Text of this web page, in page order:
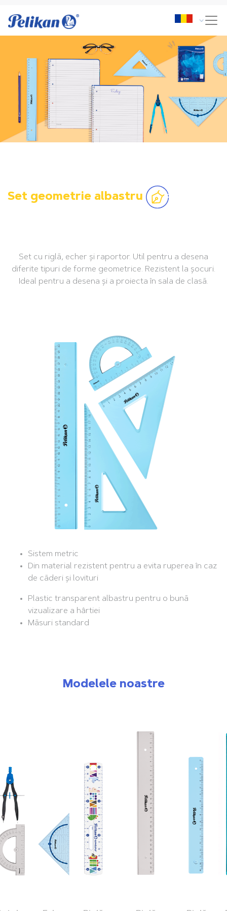
Set geometrie albastru
Set cu riglă, echer și raportor. Util pentru a desena
diferite tipuri de forme geometrice. Rezistent la șocuri.
Ideal pentru a desena și a proiecta în sala de clasă.
Sistem metric
Din material rezistent pentru a evita ruperea în caz
de căderi și lovituri
Plastic transparent albastru pentru o bună
vizualizare a hârtiei
Măsuri standard
Modelele noastre